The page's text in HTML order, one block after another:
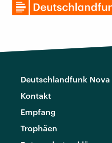
Deutschlandfunk Nova
Kontakt
Empfang
Trophäen